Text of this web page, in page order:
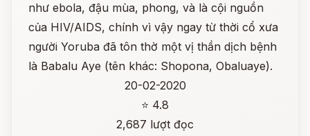
như ebola, đậu mùa, phong, và là cội nguồn
của HIV/AIDS, chính vì vậy ngay từ thời cổ xưa
người Yoruba đã tôn thờ một vị thần dịch bệnh
là Babalu Aye (tên khác: Shopona, Obaluaye).
20-02-2020
⭐ 4.8
2,687 lượt đọc